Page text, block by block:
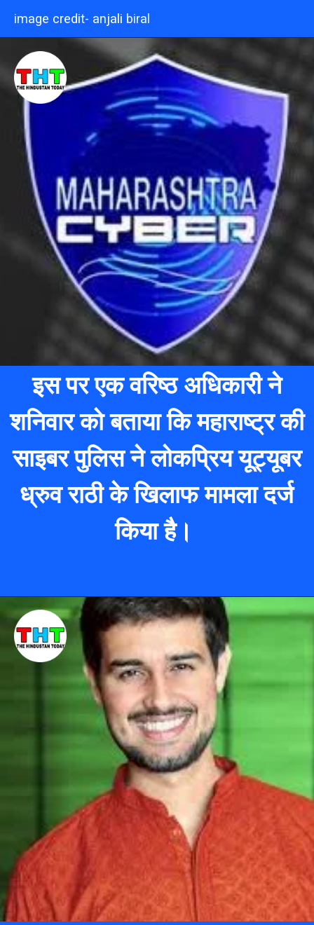
image credit- anjali biral
इस पर एक वरिष्ठ अधिकारी ने
शनिवार को बताया कि महाराष्ट्र की
साइबर पुलिस ने लोकप्रिय यूट्यूबर
ध्रुव राठी के खिलाफ मामला दर्ज
किया है।